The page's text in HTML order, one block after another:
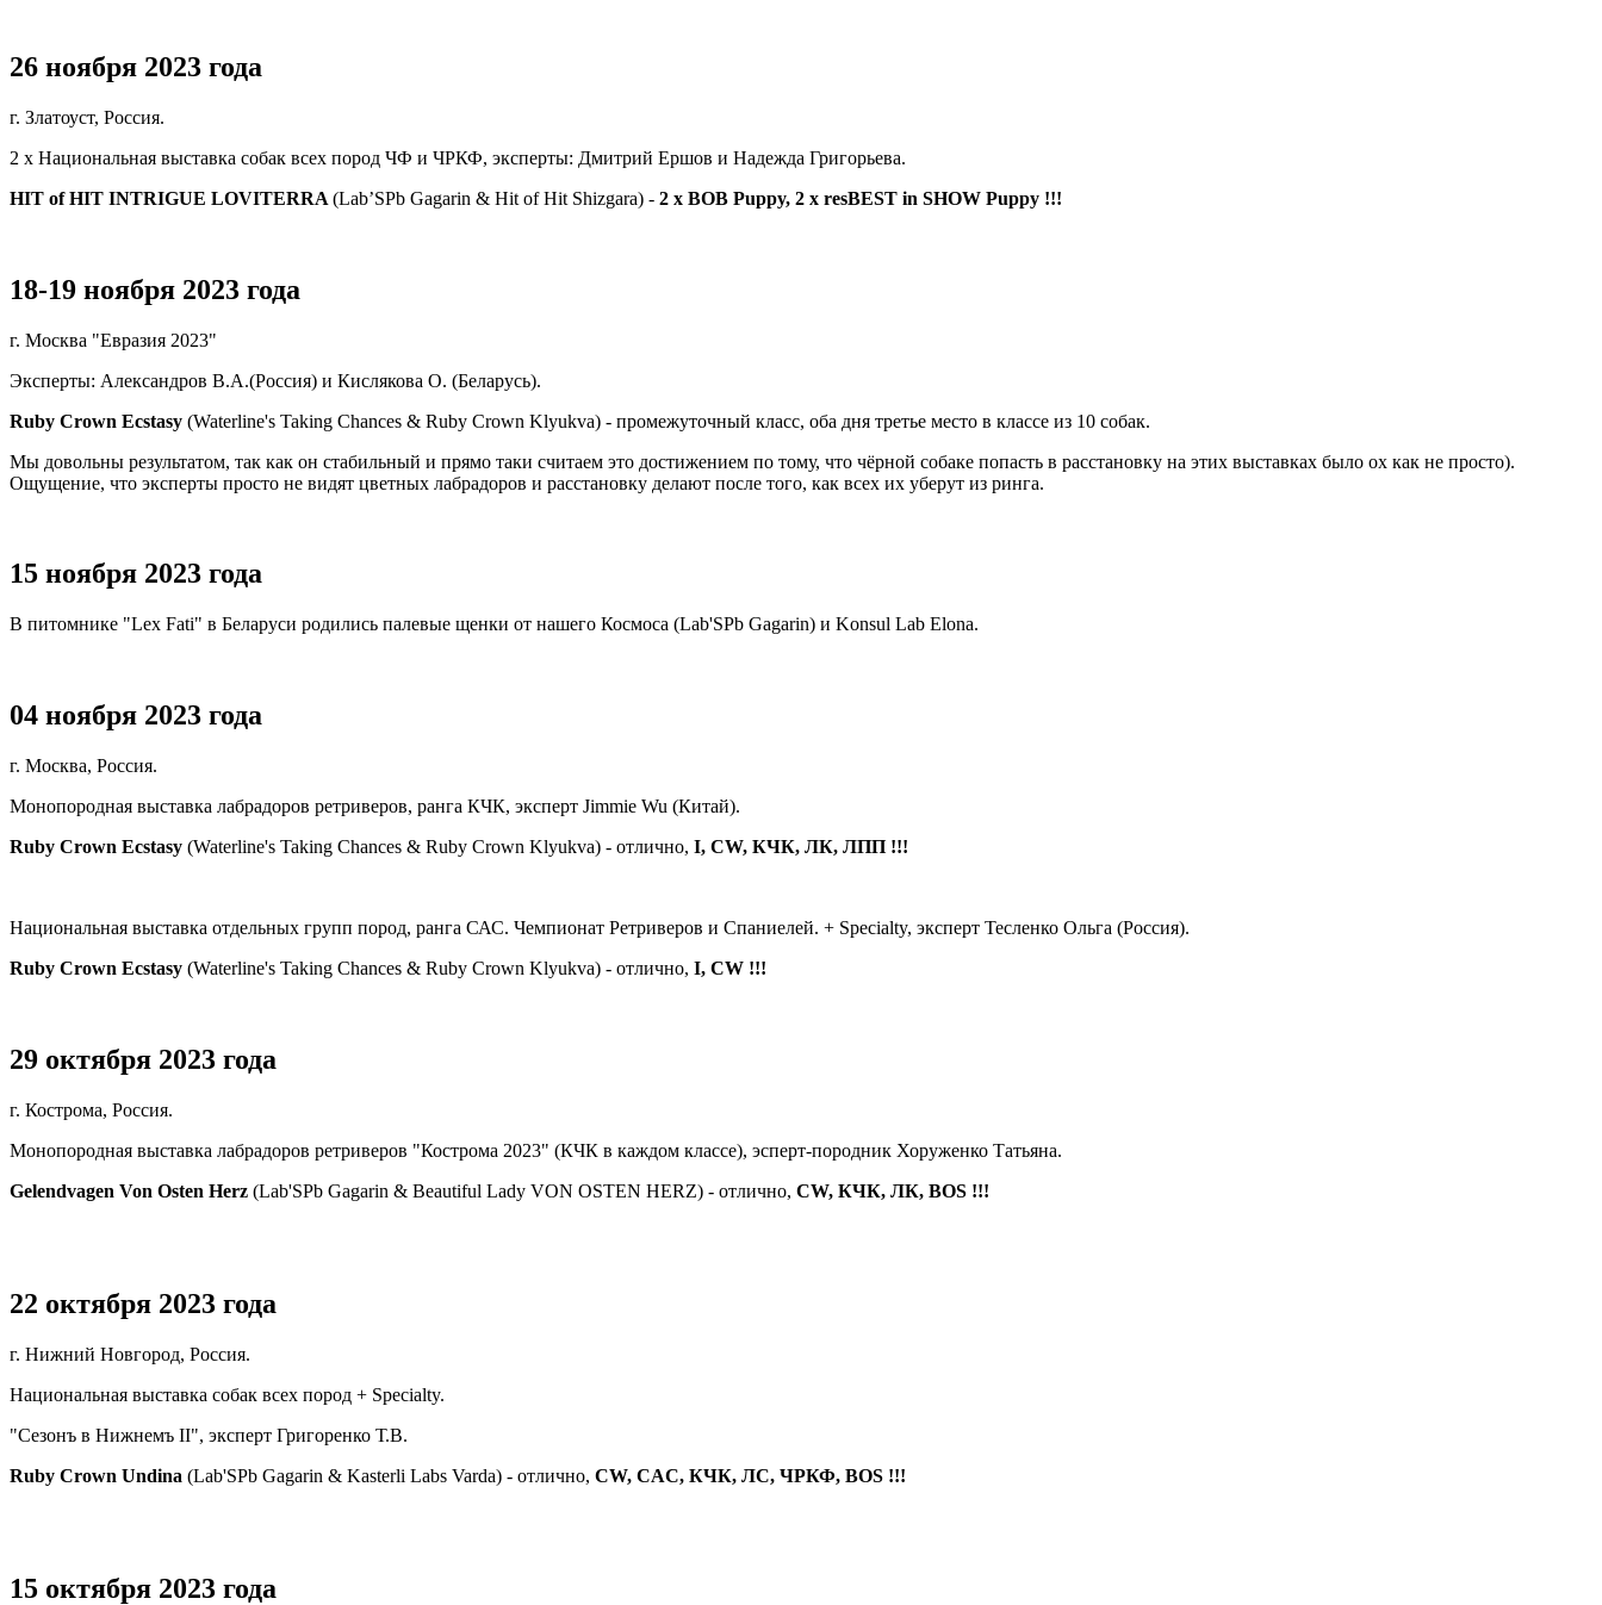
26 ноября 2023 года
г. Златоуст, Россия.
2 х Национальная выставка собак всех пород ЧФ и ЧРКФ, эксперты: Дмитрий Ершов и Надежда Григорьева.
HIT of HIT INTRIGUE LOVITERRA (Lab’SPb Gagarin & Hit of Hit Shizgara) - 2 х BOB Puppy, 2 х resBEST in SHOW Puppy !!!
18-19 ноября 2023 года
г. Москва "Евразия 2023"
Эксперты: Александров В.А.(Россия) и Кислякова О. (Беларусь).
Ruby Crown Ecstasy (Waterline's Taking Chances & Ruby Crown Klyukva) - промежуточный класс, оба дня третье место в классе из 10 собак.
Мы довольны результатом, так как он стабильный и прямо таки считаем это достижением по тому, что чёрной собаке попасть в расстановку на этих выставках было ох как не просто).
Ощущение, что эксперты просто не видят цветных лабрадоров и расстановку делают после того, как всех их уберут из ринга.
15 ноября 2023 года
В питомнике "Lex Fati" в Беларуси родились палевые щенки от нашего Космоса (Lab'SPb Gagarin) и Konsul Lab Elona.
04 ноября 2023 года
г. Москва, Россия.
Монопородная выставка лабрадоров ретриверов, ранга КЧК, эксперт Jimmie Wu (Китай).
Ruby Crown Ecstasy (Waterline's Taking Chances & Ruby Crown Klyukva) - отлично, I, CW, КЧК, ЛК, ЛПП !!!
Национальная выставка отдельных групп пород, ранга САС. Чемпионат Ретриверов и Спаниелей. + Specialty, эксперт Тесленко Ольга (Россия).
Ruby Crown Ecstasy (Waterline's Taking Chances & Ruby Crown Klyukva) - отлично, I, CW !!!
29 октября 2023 года
г. Кострома, Россия.
Монопородная выставка лабрадоров ретриверов "Кострома 2023" (КЧК в каждом классе), эсперт-породник Хоруженко Татьяна.
Gelendvagen Von Osten Herz (Lab'SPb Gagarin & Beautiful Lady VON OSTEN HERZ) - отлично, CW, КЧК, ЛК, ВОS !!!
22 октября 2023 года
г. Нижний Новгород, Россия.
Национальная выставка собак всех пород + Specialty.
"Сезонъ в Нижнемъ II", эксперт Григоренко Т.В.
Ruby Crown Undina (Lab'SPb Gagarin & Kasterli Labs Varda) - отлично, CW, CAC, КЧК, ЛС, ЧРКФ, BOS !!!
15 октября 2023 года